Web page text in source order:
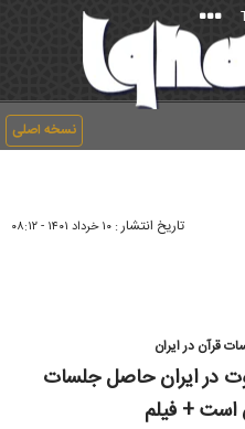
نسخه اصلی
تاریخ انتشار : ۱۰ خرداد ۱۴۰۱ - ۰۸:۱۲
قرآن در ایران
در ایران حاصل جلسات
+ فیلم